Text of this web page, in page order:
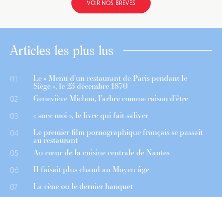
VOIR NOS BRÈVES
Articles les plus lus
01 Le « Menu d’un restaurant de Paris pendant le
Siège », le 25 décembre 1870
02 Geneviève Michon, l’arbre comme raison d’être
03 « suce moi », le livre qui fait saliver
04 Le premier film pornographique français se passait
au restaurant
05 Au cœur de la cuisine centrale de Nantes
06 Il faisait plus chaud au Moyen-âge
07 La cène ou le dernier banquet